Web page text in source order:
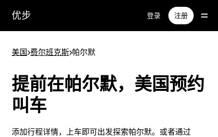
优步 登录 注册
美国>费尔班克斯>帕尔默
提前在帕尔默，美国预约
叫车
添加行程详情，上车即可出发探索帕尔默。或者通过